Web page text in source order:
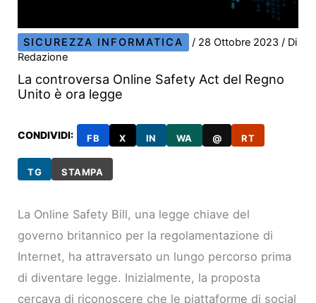
SICUREZZA INFORMATICA / 28 Ottobre 2023/ Di
Redazione
La controversa Online Safety Act del Regno
Unito è ora legge
CONDIVIDI: FB X IN WA @ RT
TG STAMPA
La Online Safety Bill, una legge chiave del
governo britannico per la regolamentazione di
Internet, ha attraversato un lungo percorso prima
di diventare legge. Inizialmente, la proposta
cercava di riconoscere che le piattaforme di social